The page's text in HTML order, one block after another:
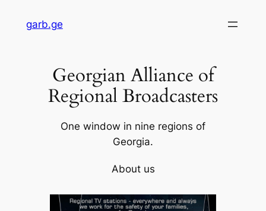
garb.ge
Georgian Alliance of
Regional Broadcasters
One window in nine regions of
Georgia.
About us